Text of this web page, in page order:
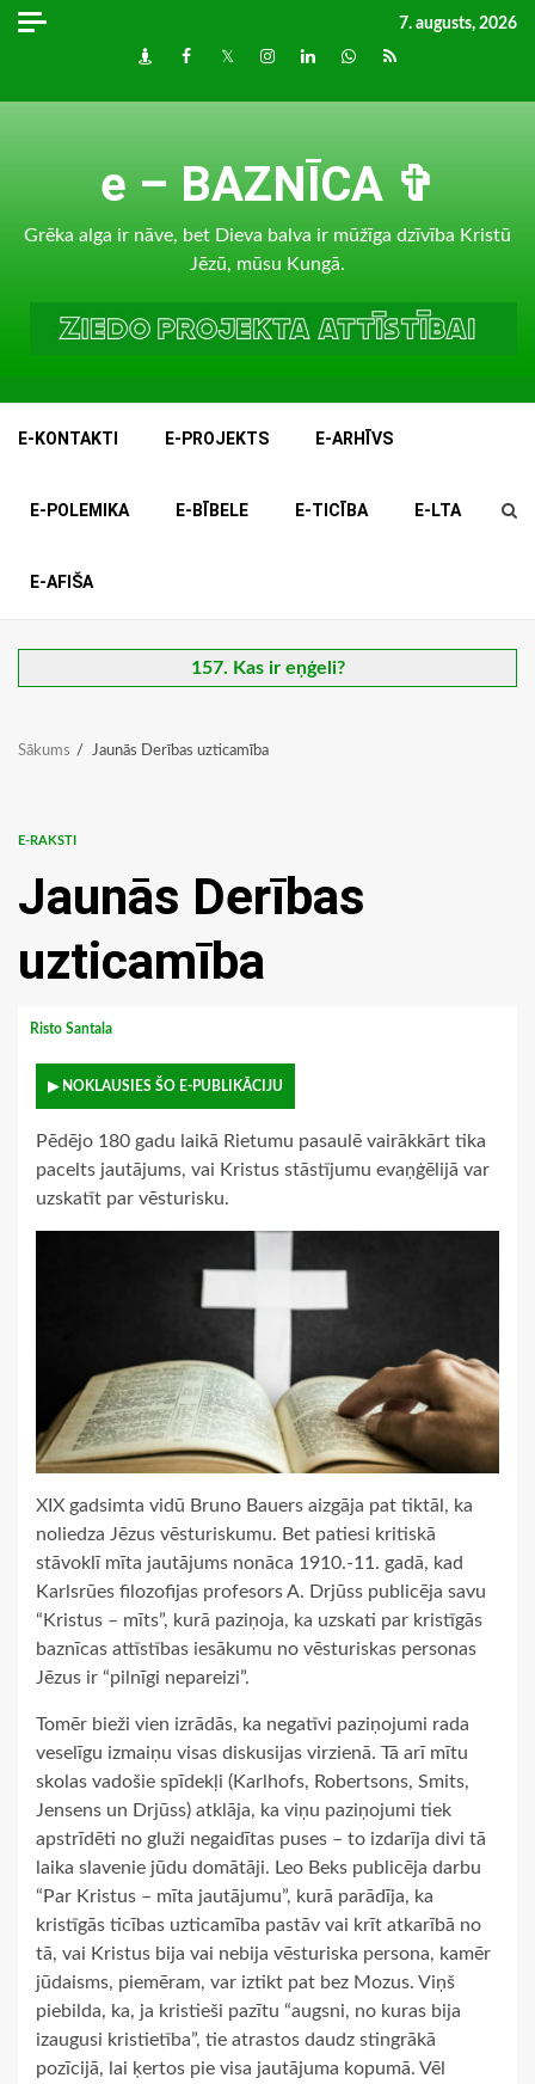
Skip
7. augusts, 2026
DraugiemFacebook
TwitterInstagram
LinkedInwhatsapp
RSS
e – BAZNĪCA ✞
Grēka alga ir nāve, bet Dieva balva ir mūžīga dzīvība Kristū
Jēzū, mūsu Kungā.
E-KONTAKTI E-PROJEKTS E-ARHĪVS
E-POLEMIKA E-BĪBELE E-TICĪBA E-LTA
E-AFIŠA
157. Kas ir eņģeli?
Sākums Jaunās Derības uzticamība
E-RAKSTI
Jaunās Derības
uzticamība
Risto Santala
▶ NOKLAUSIES ŠO E-PUBLIKĀCIJU
Pēdējo 180 gadu laikā Rietumu pasaulē vairākkārt tika
pacelts jautājums, vai Kristus stāstījumu evaņģēlijā var
uzskatīt par vēsturisku.
XIX gadsimta vidū Bruno Bauers aizgāja pat tiktāl, ka
noliedza Jēzus vēsturiskumu. Bet patiesi kritiskā
stāvoklī mīta jautājums nonāca 1910.-11. gadā, kad
Karlsrūes filozofijas profesors A. Drjūss publicēja savu
“Kristus – mīts”, kurā paziņoja, ka uzskati par kristīgās
baznīcas attīstības iesākumu no vēsturiskas personas
Jēzus ir “pilnīgi nepareizi”.
Tomēr bieži vien izrādās, ka negatīvi paziņojumi rada
veselīgu izmaiņu visas diskusijas virzienā. Tā arī mītu
skolas vadošie spīdekļi (Karlhofs, Robertsons, Smits,
Jensens un Drjūss) atklāja, ka viņu paziņojumi tiek
apstrīdēti no gluži negaidītas puses – to izdarīja divi tā
laika slavenie jūdu domātāji. Leo Beks publicēja darbu
“Par Kristus – mīta jautājumu”, kurā parādīja, ka
kristīgās ticības uzticamība pastāv vai krīt atkarībā no
tā, vai Kristus bija vai nebija vēsturiska persona, kamēr
jūdaisms, piemēram, var iztikt pat bez Mozus. Viņš
piebilda, ka, ja kristieši pazītu “augsni, no kuras bija
izaugusi kristietība”, tie atrastos daudz stingrākā
pozīcijā, lai ķertos pie visa jautājuma kopumā. Vēl